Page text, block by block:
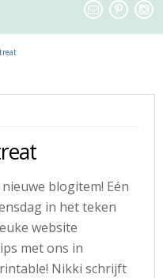
blogitem! Eén
in het teken
website
met ons in
Nikki schrijft